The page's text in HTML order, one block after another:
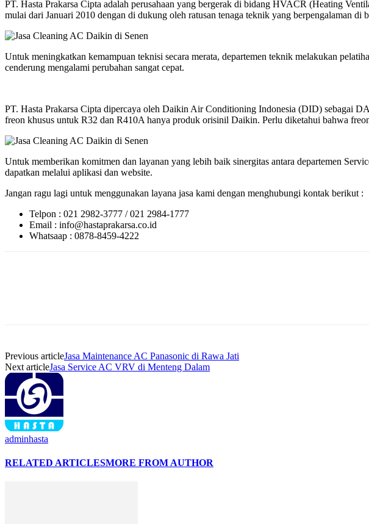
PT. Hasta Prakarsa Cipta adalah perusahaan yang bergerak di bidang HVACR (Heating
mulai dari Januari 2010 dengan di dukung oleh ratusan tenaga teknik yang berpengalaman di
Untuk meningkatkan kemampuan teknisi secara merata, departemen teknik melakukan
cenderung mengalami perubahan sangat cepat.
PT. Hasta Prakarsa Cipta dipercaya oleh Daikin Air Conditioning Indonesia (DID) sebagai
freon khusus untuk R32 dan R410A hanya produk orisinil Daikin. Perlu diketahui bahwa
Untuk memberikan komitmen dan layanan yang lebih baik sinergitas antara departemen
dapatkan melalui aplikasi dan website.
Jangan ragu lagi untuk menggunakan layana jasa kami dengan menghubungi kontak berikut :
Telpon : 021 2982-3777 / 021 2984-1777
Email : info@hastaprakarsa.co.id
Whatsaap : 0878-8459-4222
Previous articleJasa Maintenance AC Panasonic di Rawa Jati
Next articleJasa Service AC VRV di Menteng Dalam
adminhasta
RELATED ARTICLESMORE FROM AUTHOR